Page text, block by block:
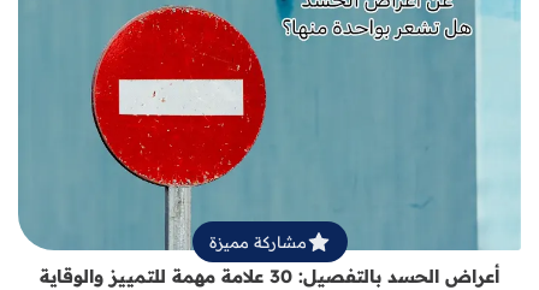
قراءة المزيد عن أعراض الحسد بالتفصيل: 30 علامة مهمة للتمييز
مشاركة مميزة
أعراض الحسد بالتفصيل: 30 علامة مهمة للتمييز والوقاية